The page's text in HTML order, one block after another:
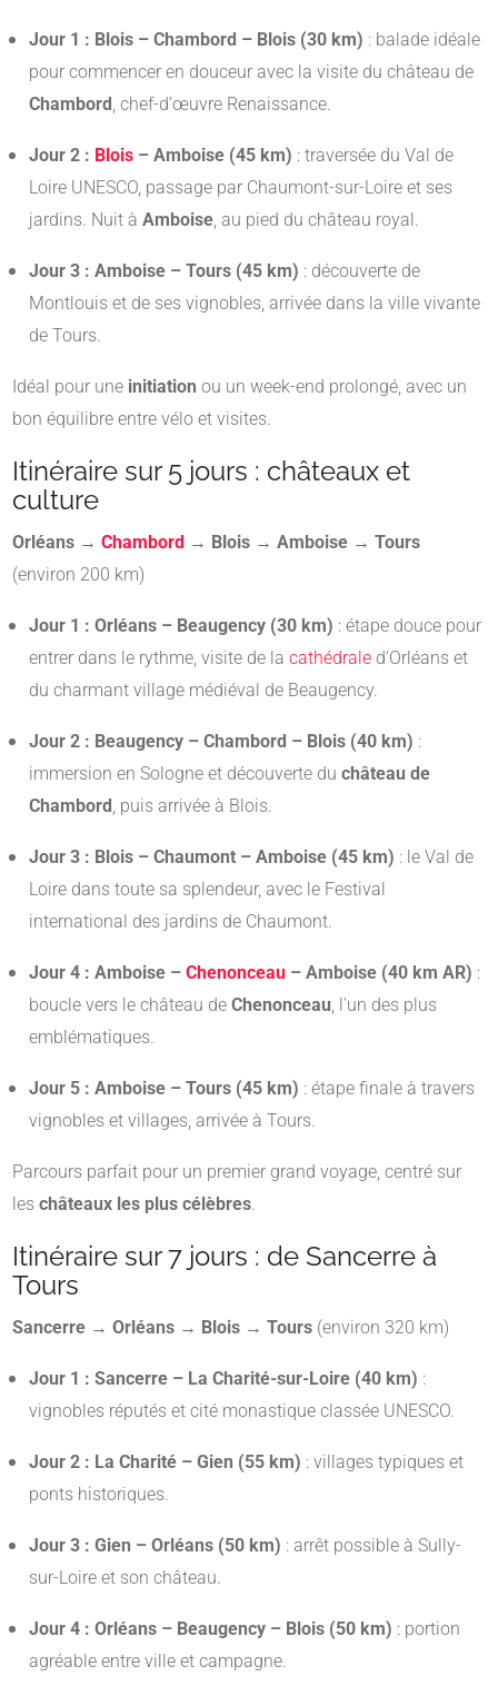
Jour 1 : Blois – Chambord – Blois (30 km) : balade idéale
pour commencer en douceur avec la visite du château de
Chambord, chef-d’œuvre Renaissance.
Jour 2 : Blois – Amboise (45 km) : traversée du Val de
Loire UNESCO, passage par Chaumont-sur-Loire et ses
jardins. Nuit à Amboise, au pied du château royal.
Jour 3 : Amboise – Tours (45 km) : découverte de
Montlouis et de ses vignobles, arrivée dans la ville vivante
de Tours.
Idéal pour une initiation ou un week-end prolongé, avec un
bon équilibre entre vélo et visites.
Itinéraire sur 5 jours : châteaux et
culture
Orléans → Chambord → Blois → Amboise → Tours
(environ 200 km)
Jour 1 : Orléans – Beaugency (30 km) : étape douce pour
entrer dans le rythme, visite de la cathédrale d’Orléans et
du charmant village médiéval de Beaugency.
Jour 2 : Beaugency – Chambord – Blois (40 km) :
immersion en Sologne et découverte du château de
Chambord, puis arrivée à Blois.
Jour 3 : Blois – Chaumont – Amboise (45 km) : le Val de
Loire dans toute sa splendeur, avec le Festival
international des jardins de Chaumont.
Jour 4 : Amboise – Chenonceau – Amboise (40 km AR) :
boucle vers le château de Chenonceau, l’un des plus
emblématiques.
Jour 5 : Amboise – Tours (45 km) : étape finale à travers
vignobles et villages, arrivée à Tours.
Parcours parfait pour un premier grand voyage, centré sur
les châteaux les plus célèbres.
Itinéraire sur 7 jours : de Sancerre à
Tours
Sancerre → Orléans → Blois → Tours (environ 320 km)
Jour 1 : Sancerre – La Charité-sur-Loire (40 km) :
vignobles réputés et cité monastique classée UNESCO.
Jour 2 : La Charité – Gien (55 km) : villages typiques et
ponts historiques.
Jour 3 : Gien – Orléans (50 km) : arrêt possible à Sully-
sur-Loire et son château.
Jour 4 : Orléans – Beaugency – Blois (50 km) : portion
agréable entre ville et campagne.